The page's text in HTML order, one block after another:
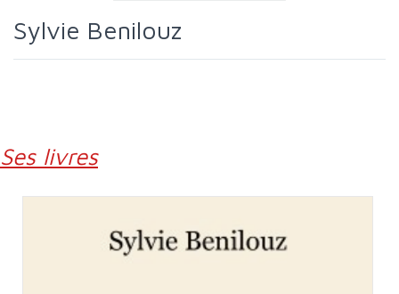
Sylvie Benilouz
Ses livres